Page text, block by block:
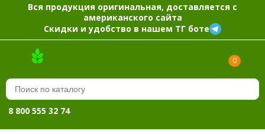
Вся продукция оригинальная, доставляется с
американского сайта
Скидки и удобство в нашем ТГ боте
0
8 800 555 32 74